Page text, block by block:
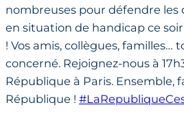
nombreuses pour défendre les
en situation de handicap ce
! Vos amis, collègues, familles…
concerné. Rejoignez-nous à
République à Paris. Ensemble,
République !